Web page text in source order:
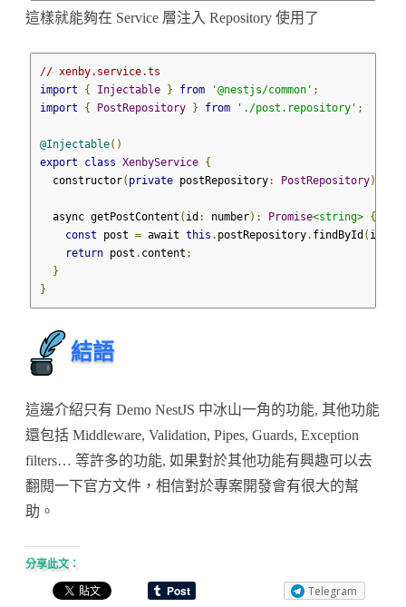
這樣就能夠在 Service 層注入 Repository 使用了
// xenby.service.ts
import
{ Injectable } from '@nestjs/common' ;
import
{ PostRepository } from './post.repository' ;
@Injectable()
export
class XenbyService {
  constructor
( private postRepository: PostRepository)
  async getPostContent
( id : number): Promise<string> {
const post = await this . postRepository. findById ( id
return post . content ;
}
}
結語
這邊介紹只有 Demo NestJS 中冰山一角的功能, 其他功能
還包括 Middleware, Validation, Pipes, Guards, Exception
filters… 等許多的功能, 如果對於其他功能有興趣可以去
翻閱一下官方文件，相信對於專案開發會有很大的幫
助。
分享此文：
Telegram